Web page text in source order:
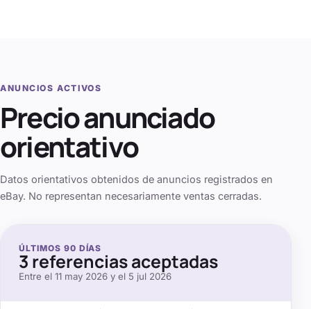
ANUNCIOS ACTIVOS
Precio anunciado
orientativo
Datos orientativos obtenidos de anuncios registrados en
eBay. No representan necesariamente ventas cerradas.
ÚLTIMOS 90 DÍAS
3 referencias aceptadas
Entre el 11 may 2026 y el 5 jul 2026